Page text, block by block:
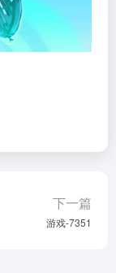
下一篇
游戏-7351